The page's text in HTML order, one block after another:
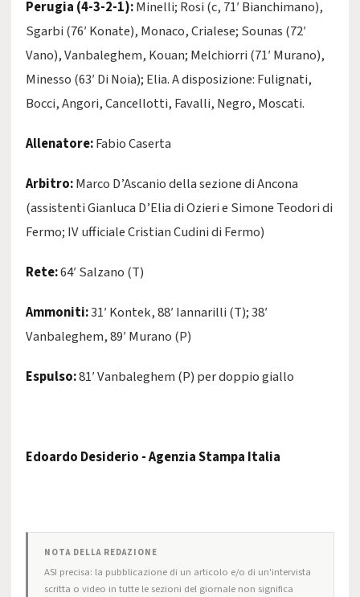
Perugia (4-3-2-1):Minelli; Rosi (c, 71′ Bianchimano),
Sgarbi (76′ Konate), Monaco, Crialese; Sounas (72′
Vano), Vanbaleghem, Kouan; Melchiorri (71′ Murano),
Minesso (63′ Di Noia); Elia. A disposizione: Fulignati,
Bocci, Angori, Cancellotti, Favalli, Negro, Moscati.
Allenatore:Fabio Caserta
Arbitro:Marco D’Ascanio della sezione di Ancona
(assistenti Gianluca D’Elia di Ozieri e Simone Teodori di
Fermo; IV ufficiale Cristian Cudini di Fermo)
Rete:64′ Salzano (T)
Ammoniti:31′ Kontek, 88′ Iannarilli (T); 38′
Vanbaleghem, 89′ Murano (P)
Espulso:81′ Vanbaleghem (P) per doppio giallo
Edoardo Desiderio - Agenzia Stampa Italia
NOTA DELLA REDAZIONE
ASI precisa: la pubblicazione di un articolo e/o di un'intervista
scritta o video in tutte le sezioni del giornale non significa